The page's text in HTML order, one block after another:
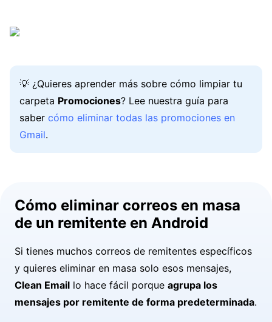
💡 ¿Quieres aprender más sobre cómo limpiar tu
carpeta Promociones? Lee nuestra guía para
saber cómo eliminar todas las promociones en
Gmail.
Cómo eliminar correos en masa
de un remitente en Android
Si tienes muchos correos de remitentes específicos
y quieres eliminar en masa solo esos mensajes,
Clean Email lo hace fácil porque agrupa los
mensajes por remitente de forma predeterminada.